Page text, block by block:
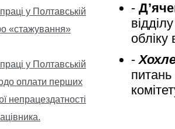
-
обліку
-
питань
у Полтавській
«стажування»
у Полтавській
оплати перших
непрацездатності